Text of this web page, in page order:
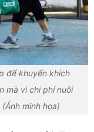
để khuyến khích
mà vì chi phí nuôi
minh họa)